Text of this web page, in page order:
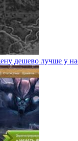
дешево лучше у